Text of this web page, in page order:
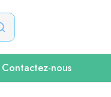
Contactez-nous